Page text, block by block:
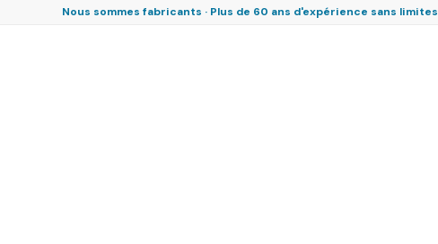
Nous sommes fabricants · Plus de 60 ans d'expérience sans limites